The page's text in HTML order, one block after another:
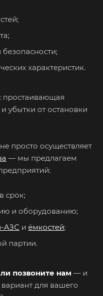
характеристик.
простаивающая
убытки от остановки
не просто осуществляет
— мы предлагаем
срок;
и оборудованию;
АЗС и ёмкостей;
партии.
позвоните нам — и
для вашего